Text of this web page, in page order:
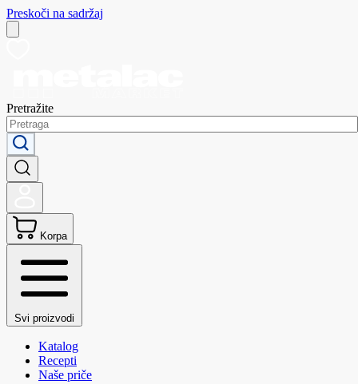
Preskoči na sadržaj
Pretražite
Korpa
Svi proizvodi
Katalog
Recepti
Naše priče